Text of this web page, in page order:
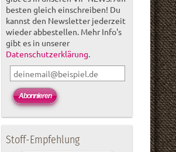
besten gleich einschreiben! Du
kannst den Newsletter jederzeit
wieder abbestellen. Mehr Info's
gibt es in unserer
Datenschutzerklärung.
Stoff-Empfehlung